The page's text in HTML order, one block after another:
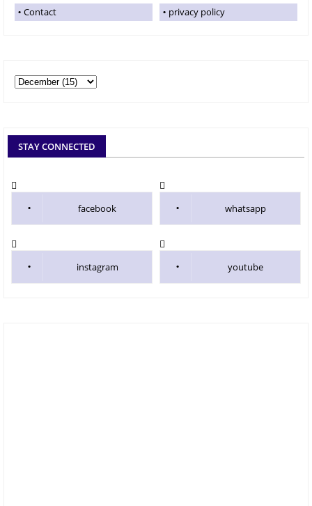
Contact privacy policy
STAY CONNECTED
facebook whatsapp
instagram youtube